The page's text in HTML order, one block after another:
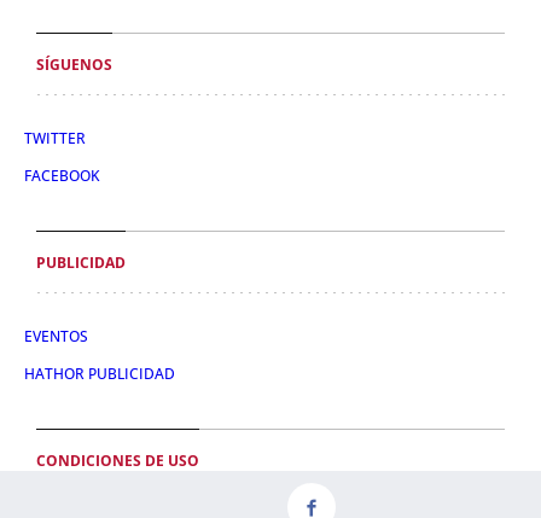
SÍGUENOS
TWITTER
FACEBOOK
PUBLICIDAD
EVENTOS
HATHOR PUBLICIDAD
CONDICIONES DE USO